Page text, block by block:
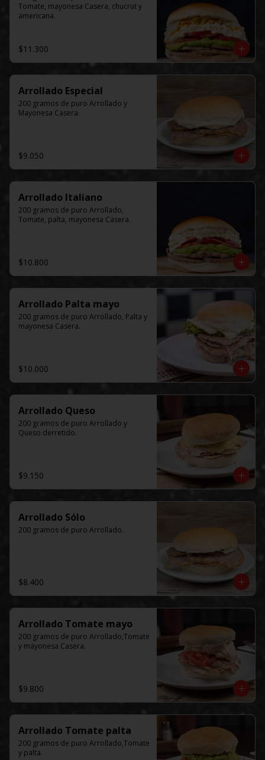
Tomate, mayonesa Casera, chucrut y
americana.
$11.300
Arrollado Especial
200 gramos de puro Arrollado y
Mayonesa Casera.
$9.050
Arrollado Italiano
200 gramos de puro Arrollado,
Tomate, palta, mayonesa Casera.
$10.800
Arrollado Palta mayo
200 gramos de puro Arrollado, Palta y
mayonesa Casera.
$10.000
Arrollado Queso
200 gramos de puro Arrollado y
Queso derretido.
$9.150
Arrollado Sólo
200 gramos de puro Arrollado.
$8.400
Arrollado Tomate mayo
200 gramos de puro Arrollado,Tomate
y mayonesa Casera.
$9.800
Arrollado Tomate palta
200 gramos de puro Arrollado,Tomate
y palta.